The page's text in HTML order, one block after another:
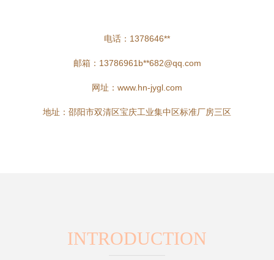
电话：1378646**
邮箱：13786961b**682@qq.com
网址： www.hn-jygl.com
地址：邵阳市双清区宝庆工业集中区标准厂房三区
INTRODUCTION